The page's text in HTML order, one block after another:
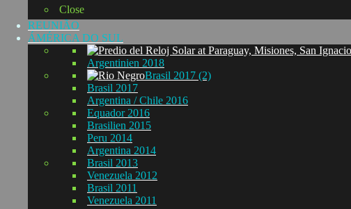
Close
REUNIÃO
ÁMÉRICA DO SUL
Argentinien 2018
Brasil 2017 (2)
Brasil 2017
Argentina / Chile 2016
Equador 2016
Brasilien 2015
Peru 2014
Argentina 2014
Brasil 2013
Venezuela 2012
Brasil 2011
Venezuela 2011